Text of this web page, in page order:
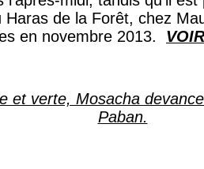
Haras de la Forêt, chez
en novembre 2013.
et verte, Mosacha
Paban.